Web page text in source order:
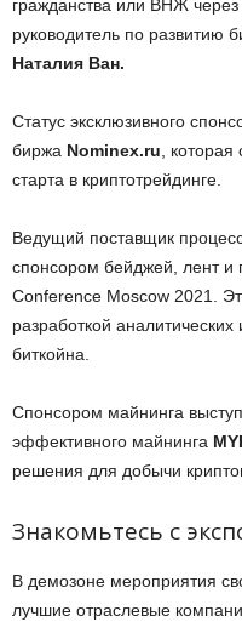
гражданства или ВНЖ
руководитель по развитию
Наталия Ван.
Статус эксклюзивного
биржа Nominex.ru ,
старта в криптотрейдинге.
Ведущий поставщик
спонсором бейджей, лент и
Conference Moscow 2021.
разработкой
биткойна.
Спонсором майнинга
эффективного майнинга
решения для добычи
Знакомьтесь с
В демозоне мероприятия
лучшие отраслевые